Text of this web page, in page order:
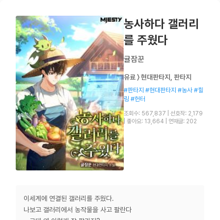
농사하다 갤러리
를 주웠다
귤잠꾼
유료 〉 현대판타지, 판타지
#판타지 #현대판타지 #농사 #힐
링 #헌터
조회수: 567,837
선호작: 2,179
좋아요: 13,664 연재글: 202
이세계에 연결된 갤러리를 주웠다.
나보고 갤러리에서 농작물을 사고 팔란다